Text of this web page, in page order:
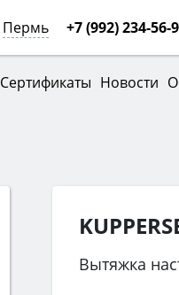
Пермь +7 (992) 234-56-
Сертификаты Новости
Вытяжка